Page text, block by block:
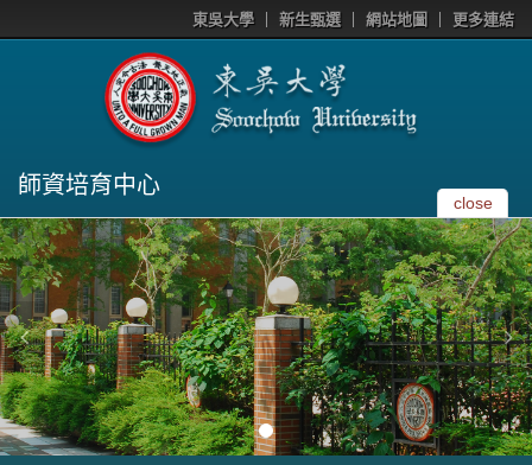
東吳大學 新生甄選 網站地圖 更多連結
師資培育中心
close